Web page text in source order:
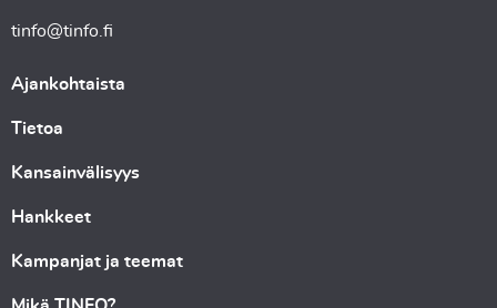
tinfo@tinfo.fi
Ajankohtaista
Tietoa
Kansainvälisyys
Hankkeet
Kampanjat ja teemat